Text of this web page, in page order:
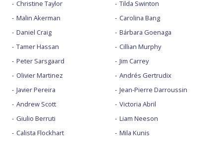
Christine Taylor
Malin Akerman
Daniel Craig
Tamer Hassan
Peter Sarsgaard
Olivier Martinez
Javier Pereira
Andrew Scott
Giulio Berruti
Calista Flockhart
Tilda Swinton
Carolina Bang
Bárbara Goenaga
Cillian Murphy
Jim Carrey
Andrés Gertrudix
Jean-Pierre Darroussin
Victoria Abril
Liam Neeson
Mila Kunis